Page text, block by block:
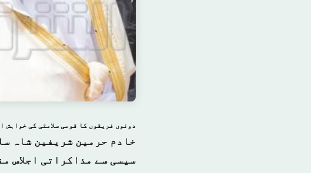
دونوں فریقوں کا قومی سلامتی کی خواہش
خادم حرمین شریفین شاہ
سیسی سے مذاکراتی اجلاس